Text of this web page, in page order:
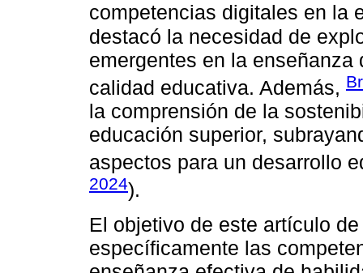
competencias digitales en la
destacó la necesidad de
emergentes en la
calidad educativa. Además,
la comprensión de la
educación superior,
aspectos para un desarrollo
2024).
El objetivo de este artículo
específicamente las